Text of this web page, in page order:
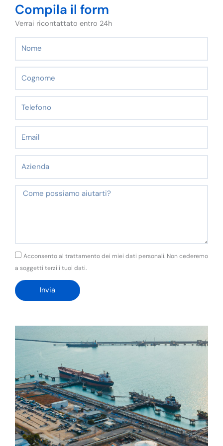
Compila il form
Verrai ricontattato entro 24h
Messaggio
GDPRAcconsento al trattamento dei miei dati personali. Non cederemo
a soggetti terzi i tuoi dati.
Invia